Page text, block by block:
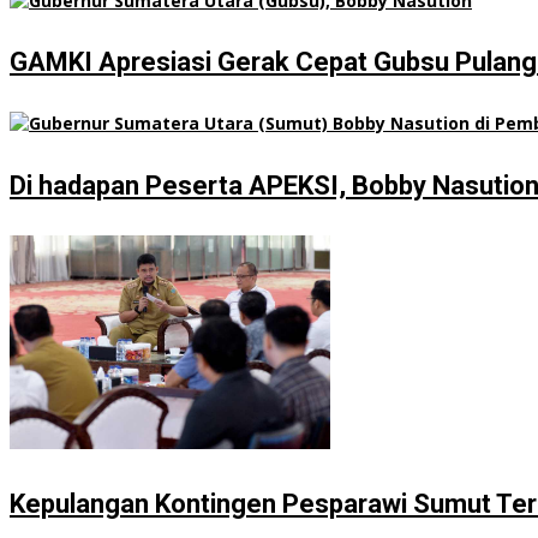
GAMKI Apresiasi Gerak Cepat Gubsu
Di hadapan Peserta APEKSI, Bobby
Kepulangan Kontingen Pesparawi Sumut